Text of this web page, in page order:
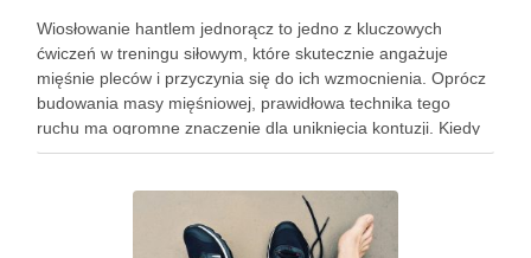
Wiosłowanie hantlem jednorącz to jedno z kluczowych
ćwiczeń w treningu siłowym, które skutecznie angażuje
mięśnie pleców i przyczynia się do ich wzmocnienia. Oprócz
budowania masy mięśniowej, prawidłowa technika tego
ruchu ma ogromne znaczenie dla uniknięcia kontuzji. Kiedy
wykonujemy wiosłowanie, skupiamy się nie tylko na ruchu,